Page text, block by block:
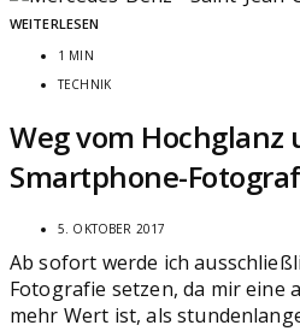
WEITERLESEN
1 MIN
TECHNIK
Weg vom
Smartphone-
5. OKTOBER 2017
Ab sofort werde ich
Fotografie setzen, da mir eine
mehr Wert ist, als